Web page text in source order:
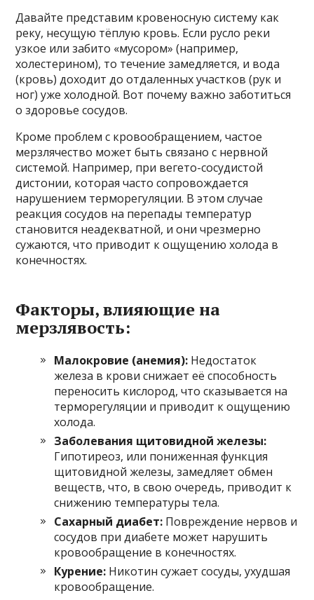
Давайте представим кровеносную систему как
реку, несущую тёплую кровь. Если русло реки
узкое или забито «мусором» (например,
холестерином), то течение замедляется, и вода
(кровь) доходит до отдаленных участков (рук и
ног) уже холодной. Вот почему важно заботиться
о здоровье сосудов.
Кроме проблем с кровообращением, частое
мерзлячество может быть связано с нервной
системой. Например, при вегето-сосудистой
дистонии, которая часто сопровождается
нарушением терморегуляции. В этом случае
реакция сосудов на перепады температур
становится неадекватной, и они чрезмерно
сужаются, что приводит к ощущению холода в
конечностях.
Факторы, влияющие на
мерзлявость:
Малокровие (анемия): Недостаток
железа в крови снижает её способность
переносить кислород, что сказывается на
терморегуляции и приводит к ощущению
холода.
Заболевания щитовидной железы:
Гипотиреоз, или пониженная функция
щитовидной железы, замедляет обмен
веществ, что, в свою очередь, приводит к
снижению температуры тела.
Сахарный диабет: Повреждение нервов и
сосудов при диабете может нарушить
кровообращение в конечностях.
Курение: Никотин сужает сосуды, ухудшая
кровообращение.